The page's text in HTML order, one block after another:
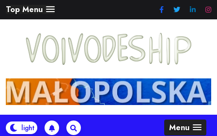
Skip
to
Top Menu
Menu